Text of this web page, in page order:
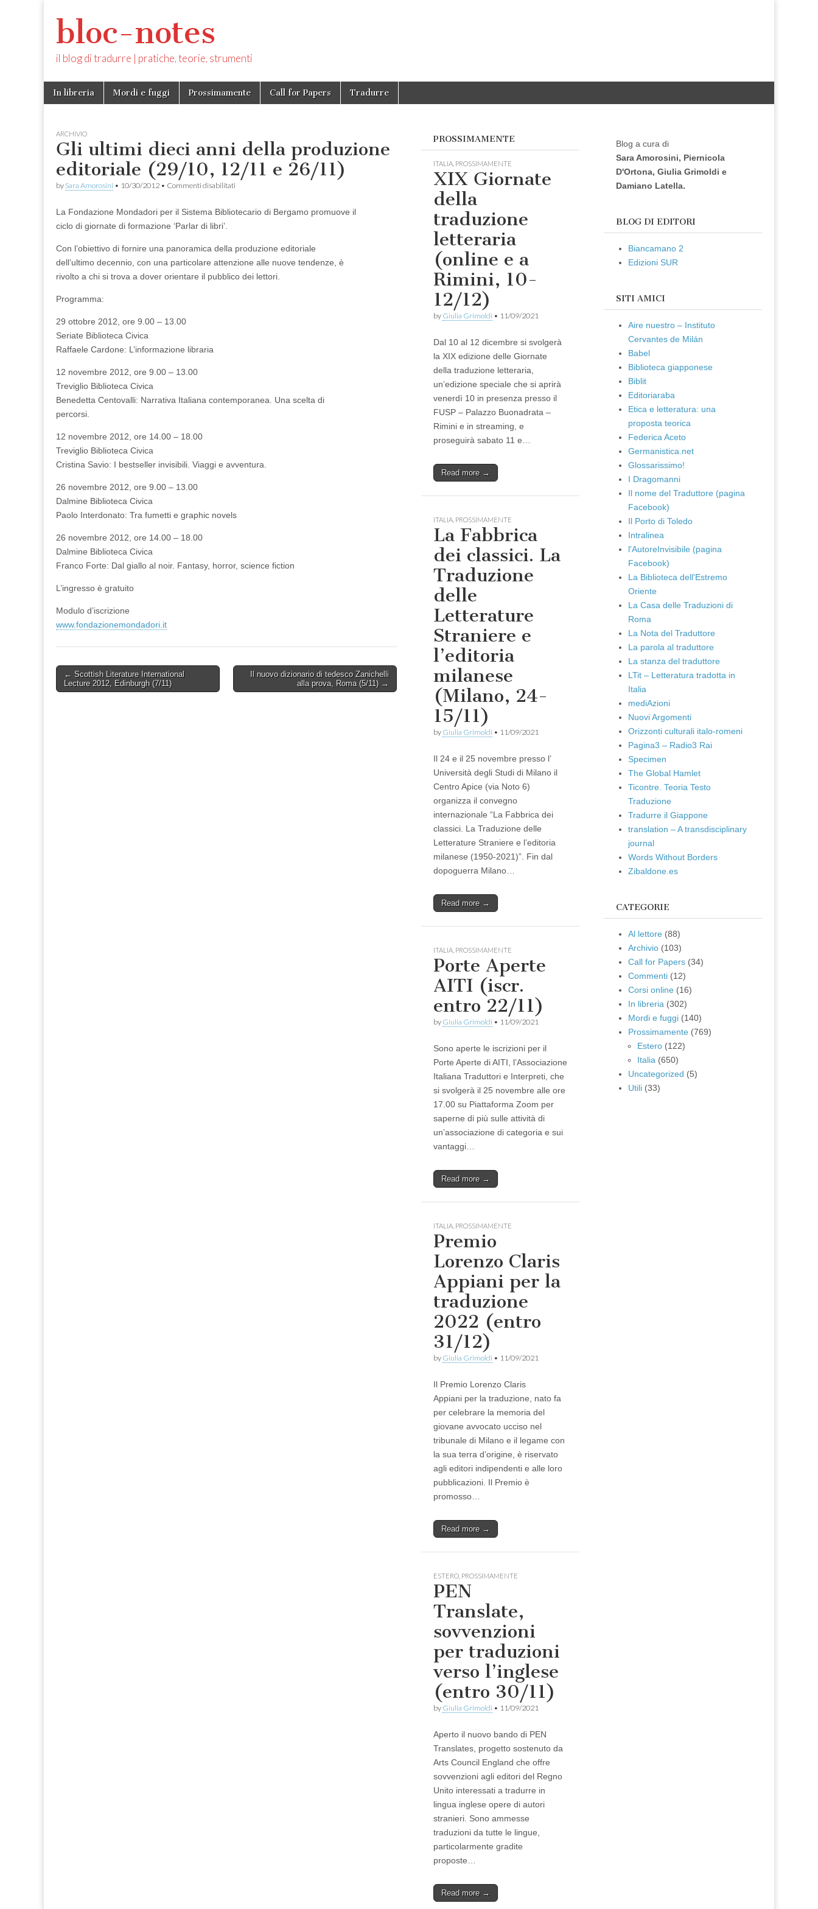
bloc-notes
il blog di tradurre | pratiche, teorie, strumenti
Main
menu
Skip
In libreria Mordi e fuggi Prossimamente Call for Papers Tradurre
ARCHIVIO
Gli ultimi dieci anni della produzione
editoriale (29/10, 12/11 e 26/11)
by Sara Amorosini • 10/30/2012 • Commenti disabilitati
dieci
produzione
editoriale
(29/10,
12/11
e
La Fondazione Mondadori per il Sistema Bibliotecario di Bergamo promuove il
ciclo di giornate di formazione ‘Parlar di libri’.
Con l’obiettivo di fornire una panoramica della produzione editoriale
dell’ultimo decennio, con una particolare attenzione alle nuove tendenze, è
rivolto a chi si trova a dover orientare il pubblico dei lettori.
Programma:
29 ottobre 2012, ore 9.00 – 13.00
Seriate Biblioteca Civica
Raffaele Cardone: L’informazione libraria
12 novembre 2012, ore 9.00 – 13.00
Treviglio Biblioteca Civica
Benedetta Centovalli: Narrativa Italiana contemporanea. Una scelta di
percorsi.
12 novembre 2012, ore 14.00 – 18.00
Treviglio Biblioteca Civica
Cristina Savio: I bestseller invisibili. Viaggi e avventura.
26 novembre 2012, ore 9.00 – 13.00
Dalmine Biblioteca Civica
Paolo Interdonato: Tra fumetti e graphic novels
26 novembre 2012, ore 14.00 – 18.00
Dalmine Biblioteca Civica
Franco Forte: Dal giallo al noir. Fantasy, horror, science fiction
L’ingresso è gratuito
Modulo d’iscrizione
www.fondazionemondadori.it
Post
navigation
← Scottish Literature International
Lecture 2012, Edinburgh (7/11)
Il nuovo dizionario di tedesco Zanichelli
alla prova, Roma (5/11) →
PROSSIMAMENTE
ITALIA PROSSIMAMENTE
XIX Giornate
della
traduzione
letteraria
(online e a
Rimini, 10-
12/12)
by Giulia Grimoldi • 11/09/2021
Dal 10 al 12 dicembre si svolgerà
la XIX edizione delle Giornate
della traduzione letteraria,
un’edizione speciale che si aprirà
venerdì 10 in presenza presso il
FUSP – Palazzo Buonadrata –
Rimini e in streaming, e
proseguirà sabato 11 e…
Read more →
ITALIA PROSSIMAMENTE
La Fabbrica
dei classici. La
Traduzione
delle
Letterature
Straniere e
l’editoria
milanese
(Milano, 24-
15/11)
by Giulia Grimoldi • 11/09/2021
Il 24 e il 25 novembre presso l’
Università degli Studi di Milano il
Centro Apice (via Noto 6)
organizza il convegno
internazionale “La Fabbrica dei
classici. La Traduzione delle
Letterature Straniere e l’editoria
milanese (1950-2021)”. Fin dal
dopoguerra Milano…
Read more →
ITALIA PROSSIMAMENTE
Porte Aperte
AITI (iscr.
entro 22/11)
by Giulia Grimoldi • 11/09/2021
Sono aperte le iscrizioni per il
Porte Aperte di AITI, l’Associazione
Italiana Traduttori e Interpreti, che
si svolgerà il 25 novembre alle ore
17.00 su Piattaforma Zoom per
saperne di più sulle attività di
un’associazione di categoria e sui
vantaggi…
Read more →
ITALIA PROSSIMAMENTE
Premio
Lorenzo Claris
Appiani per la
traduzione
2022 (entro
31/12)
by Giulia Grimoldi • 11/09/2021
Il Premio Lorenzo Claris
Appiani per la traduzione, nato fa
per celebrare la memoria del
giovane avvocato ucciso nel
tribunale di Milano e il legame con
la sua terra d’origine, è riservato
agli editori indipendenti e alle loro
pubblicazioni. Il Premio è
promosso…
Read more →
ESTERO PROSSIMAMENTE
PEN
Translate,
sovvenzioni
per traduzioni
verso l’inglese
(entro 30/11)
by Giulia Grimoldi • 11/09/2021
Aperto il nuovo bando di PEN
Translates, progetto sostenuto da
Arts Council England che offre
sovvenzioni agli editori del Regno
Unito interessati a tradurre in
lingua inglese opere di autori
stranieri. Sono ammesse
traduzioni da tutte le lingue,
particolarmente gradite
proposte…
Read more →
Blog a cura di
Sara Amorosini, Piernicola
D'Ortona, Giulia Grimoldi e
Damiano Latella.
BLOG DI EDITORI
Biancamano 2
Edizioni SUR
SITI AMICI
Aire nuestro – Instituto
Cervantes de Milán
Babel
Biblioteca giapponese
Biblit
Editoriaraba
Etica e letteratura: una
proposta teorica
Federica Aceto
Germanistica.net
Glossarissimo!
I Dragomanni
Il nome del Traduttore (pagina
Facebook)
Il Porto di Toledo
Intralinea
l'AutoreInvisibile (pagina
Facebook)
La Biblioteca dell'Estremo
Oriente
La Casa delle Traduzioni di
Roma
La Nota del Traduttore
La parola al traduttore
La stanza del traduttore
LTit – Letteratura tradotta in
Italia
mediAzioni
Nuovi Argomenti
Orizzonti culturali italo-romeni
Pagina3 – Radio3 Rai
Specimen
The Global Hamlet
Ticontre. Teoria Testo
Traduzione
Tradurre il Giappone
translation – A transdisciplinary
journal
Words Without Borders
Zibaldone.es
CATEGORIE
Al lettore (88)
Archivio (103)
Call for Papers (34)
Commenti (12)
Corsi online (16)
In libreria (302)
Mordi e fuggi (140)
Prossimamente (769)
Estero (122)
Italia (650)
Uncategorized (5)
Utili (33)